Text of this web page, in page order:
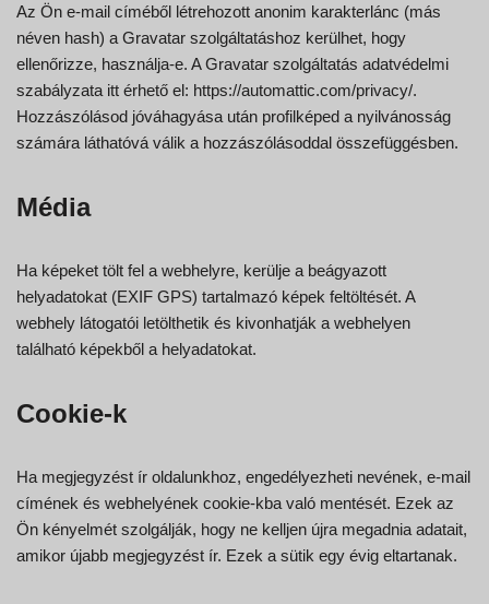
Az Ön e-mail címéből létrehozott anonim karakterlánc (más
néven hash) a Gravatar szolgáltatáshoz kerülhet, hogy
ellenőrizze, használja-e. A Gravatar szolgáltatás adatvédelmi
szabályzata itt érhető el: https://automattic.com/privacy/.
Hozzászólásod jóváhagyása után profilképed a nyilvánosság
számára láthatóvá válik a hozzászólásoddal összefüggésben.
Média
Ha képeket tölt fel a webhelyre, kerülje a beágyazott
helyadatokat (EXIF GPS) tartalmazó képek feltöltését. A
webhely látogatói letölthetik és kivonhatják a webhelyen
található képekből a helyadatokat.
Cookie-k
Ha megjegyzést ír oldalunkhoz, engedélyezheti nevének, e-mail
címének és webhelyének cookie-kba való mentését. Ezek az
Ön kényelmét szolgálják, hogy ne kelljen újra megadnia adatait,
amikor újabb megjegyzést ír. Ezek a sütik egy évig eltartanak.